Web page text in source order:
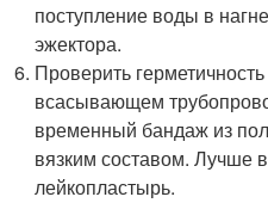
поступление воды в
эжектора.
Проверить
всасывающем
временный бандаж из
вязким составом. Лучше
лейкопластырь.